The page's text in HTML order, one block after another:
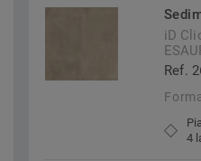
iD
Ref.
4